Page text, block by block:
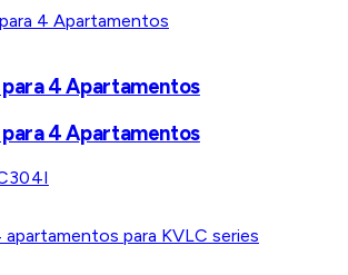
4 Apartamentos
4 Apartamentos